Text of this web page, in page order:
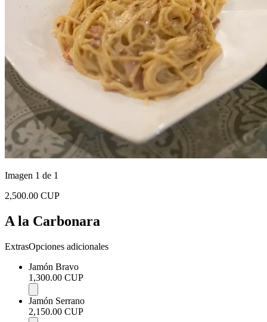
Imagen 1 de 1
2,500.00 CUP
A la Carbonara
ExtrasOpciones adicionales
Jamón Bravo
1,300.00 CUP
Jamón Serrano
2,150.00 CUP